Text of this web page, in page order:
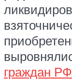
граждан РФ